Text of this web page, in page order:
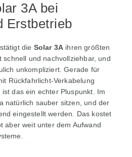
3A bei
Erstbetrieb
die Solar 3A ihren größten
schnell und nachvollziehbar, und
unkompliziert. Gerade für
Rückfahrlicht-Verkabelung
das ein echter Pluspunkt. Im
natürlich sauber sitzen, und der
eingestellt werden. Das kostet
aber weit unter dem Aufwand